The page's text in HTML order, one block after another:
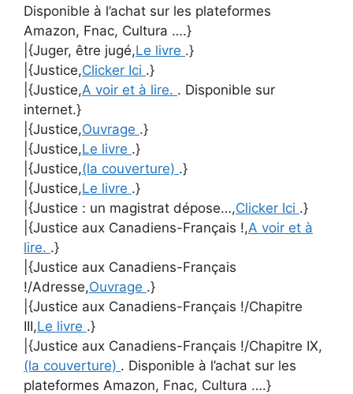
Disponible à l’achat sur les plateformes
Amazon, Fnac, Cultura ….}
|{Juger, être jugé,Le livre .}
|{Justice,Clicker Ici .}
|{Justice,A voir et à lire. . Disponible sur
internet.}
|{Justice,Ouvrage .}
|{Justice,Le livre .}
|{Justice,(la couverture) .}
|{Justice,Le livre .}
|{Justice : un magistrat dépose…,Clicker Ici .}
|{Justice aux Canadiens-Français !,A voir et à
lire. .}
|{Justice aux Canadiens-Français
!/Adresse,Ouvrage .}
|{Justice aux Canadiens-Français !/Chapitre
III,Le livre .}
|{Justice aux Canadiens-Français !/Chapitre IX,
(la couverture) . Disponible à l’achat sur les
plateformes Amazon, Fnac, Cultura ….}